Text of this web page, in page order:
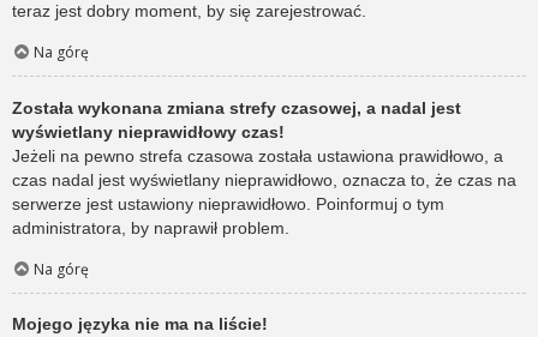
teraz jest dobry moment, by się zarejestrować.
Na górę
Została wykonana zmiana strefy czasowej, a nadal jest
wyświetlany nieprawidłowy czas!
Jeżeli na pewno strefa czasowa została ustawiona prawidłowo, a
czas nadal jest wyświetlany nieprawidłowo, oznacza to, że czas na
serwerze jest ustawiony nieprawidłowo. Poinformuj o tym
administratora, by naprawił problem.
Na górę
Mojego języka nie ma na liście!